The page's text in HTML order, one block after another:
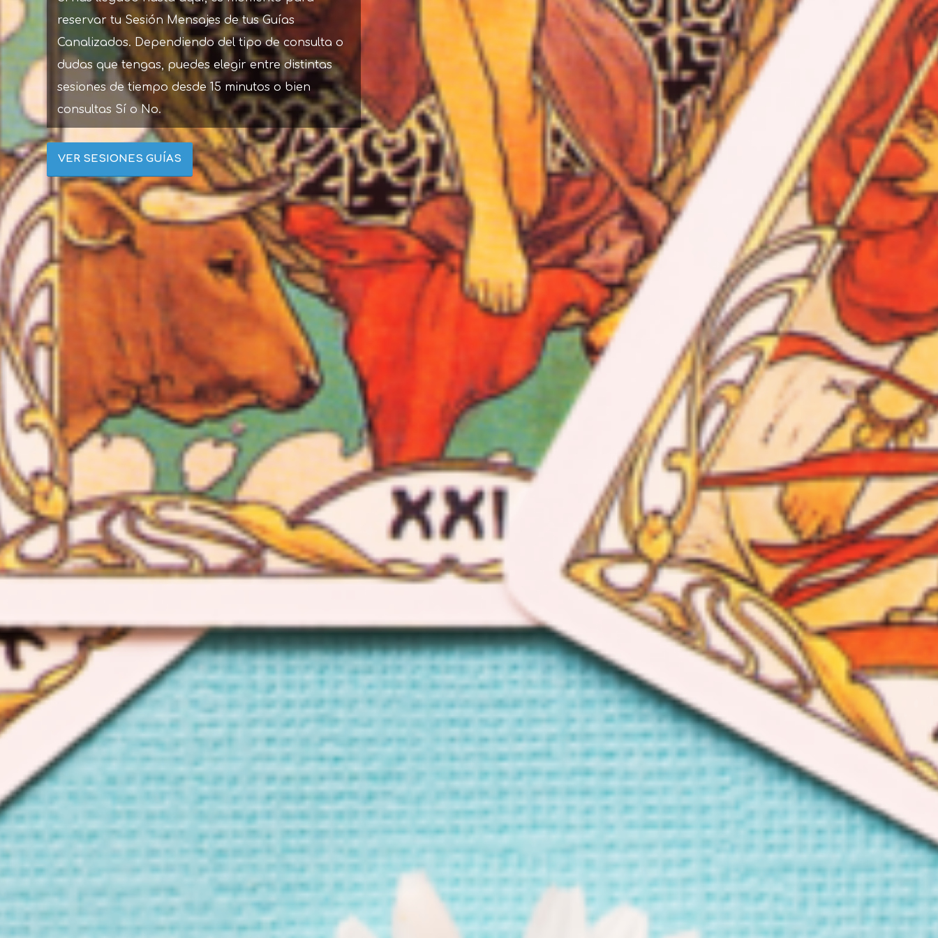
reservar tu Sesión Mensajes de tus Guías
Canalizados. Dependiendo del tipo de consulta o
dudas que tengas, puedes elegir entre distintas
sesiones de tiempo desde 15 minutos o bien
consultas Sí o No.
VER SESIONES GUÍAS